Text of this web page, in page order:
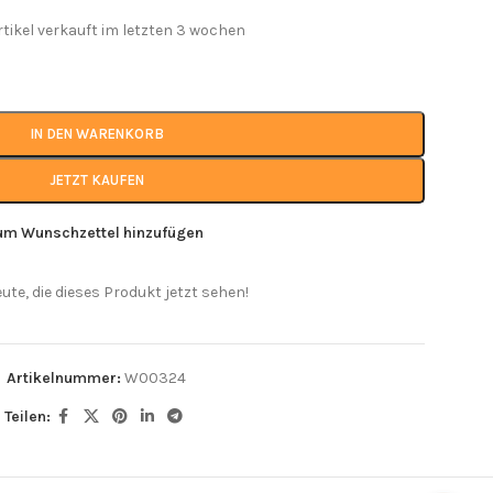
verkauft im letzten 3 wochen
IN DEN WARENKORB
JETZT KAUFEN
Wunschzettel hinzufügen
die dieses Produkt jetzt sehen!
Artikelnummer:W00324
Teilen: